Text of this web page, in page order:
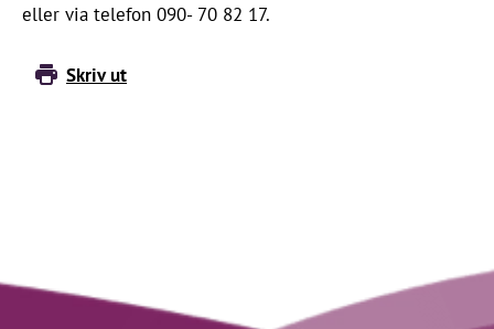
eller via telefon 090- 70 82 17.
Skriv ut